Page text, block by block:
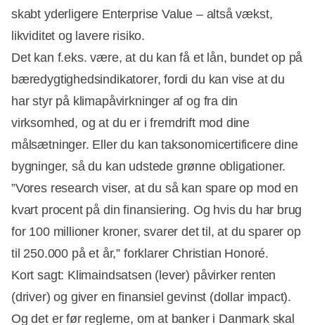
skabt yderligere Enterprise Value – altså vækst,
likviditet og lavere risiko.
Det kan f.eks. være, at du kan få et lån, bundet op på
bæredygtighedsindikatorer, fordi du kan vise at du
har styr på klimapåvirkninger af og fra din
virksomhed, og at du er i fremdrift mod dine
målsætninger. Eller du kan taksonomicertificere dine
bygninger, så du kan udstede grønne obligationer.
”Vores research viser, at du så kan spare op mod en
kvart procent på din finansiering. Og hvis du har brug
for 100 millioner kroner, svarer det til, at du sparer op
til 250.000 på et år,” forklarer Christian Honoré.
Kort sagt: Klimaindsatsen (lever) påvirker renten
(driver) og giver en finansiel gevinst (dollar impact).
Og det er før reglerne, om at banker i Danmark skal